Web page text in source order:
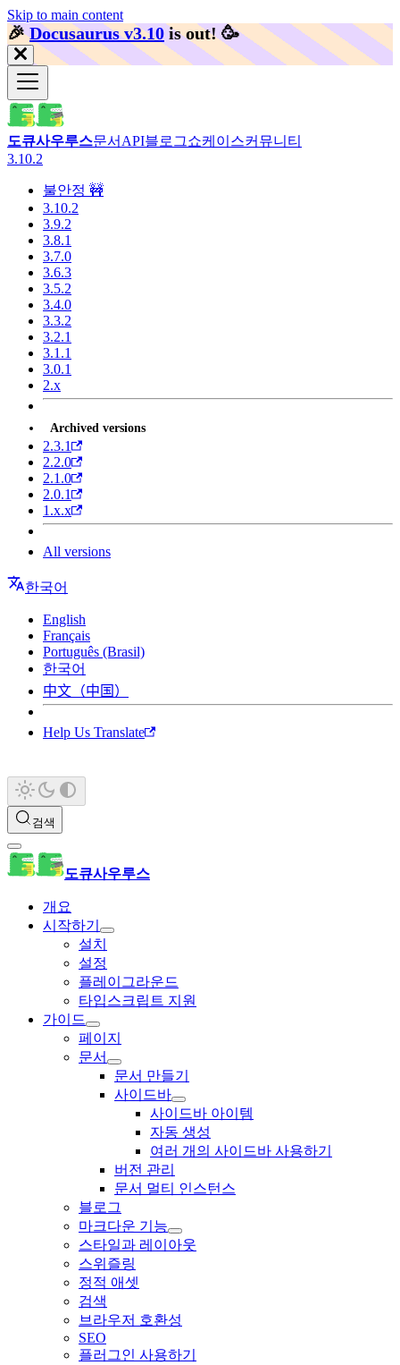
Skip to main content
🎉️Docusaurus v3.10 is out! 🥳️
도큐사우루스문서 API블로그쇼케이스커뮤니티
3.10.2
불안정 🚧
3.10.2
3.9.2
3.8.1
3.7.0
3.6.3
3.5.2
3.4.0
3.3.2
3.2.1
3.1.1
3.0.1
2.x
Archived versions
2.3.1
2.2.0
2.1.0
2.0.1
1.x.x
All versions
한국어
English
Français
Português (Brasil)
한국어
中文（中国）
Help Us Translate
검색
도큐사우루스
개요
시작하기
설치
설정
플레이그라운드
타입스크립트 지원
가이드
페이지
문서
문서 만들기
사이드바
사이드바 아이템
자동 생성
여러 개의 사이드바 사용하기
버전 관리
문서 멀티 인스턴스
블로그
마크다운 기능
스타일과 레이아웃
스위즐링
정적 애셋
검색
브라우저 호환성
SEO
플러그인 사용하기